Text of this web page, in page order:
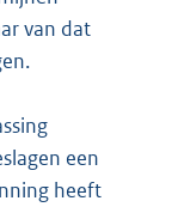
van dat
een
heeft